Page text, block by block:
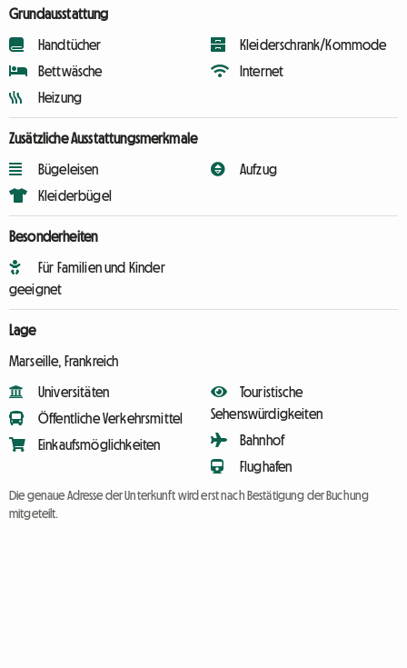
Grundausstattung
Handtücher
Bettwäsche
Heizung
Kleiderschrank/Kommode
Internet
Zusätzliche Ausstattungsmerkmale
Bügeleisen
Kleiderbügel
Aufzug
Besonderheiten
Für Familien und Kinder
geeignet
Lage
Marseille, Frankreich
Universitäten
Öffentliche Verkehrsmittel
Einkaufsmöglichkeiten
Touristische
Sehenswürdigkeiten
Bahnhof
Flughafen
Die genaue Adresse der Unterkunft wird erst nach Bestätigung der Buchung
mitgeteilt.